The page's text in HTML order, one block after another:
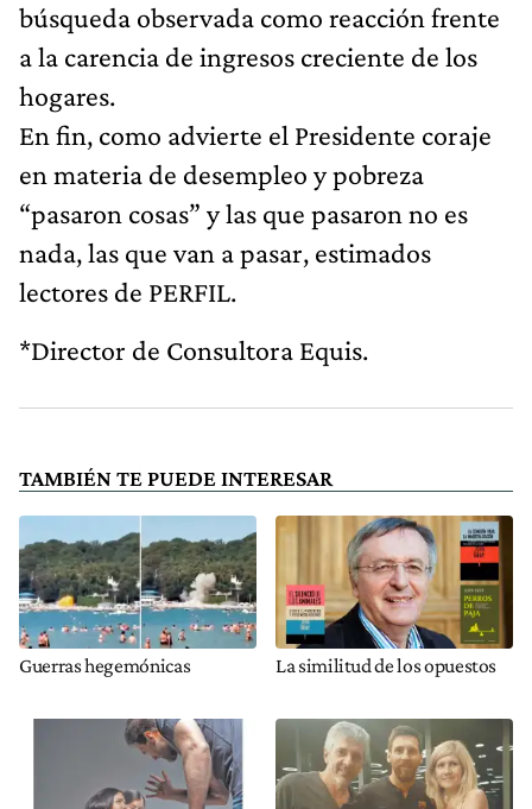
búsqueda observada como reacción frente
a la carencia de ingresos creciente de los
hogares.
En fin, como advierte el Presidente coraje
en materia de desempleo y pobreza
“pasaron cosas” y las que pasaron no es
nada, las que van a pasar, estimados
lectores de PERFIL.
*Director de Consultora Equis.
TAMBIÉN TE PUEDE INTERESAR
Guerras hegemónicas La similitud de los opuestos